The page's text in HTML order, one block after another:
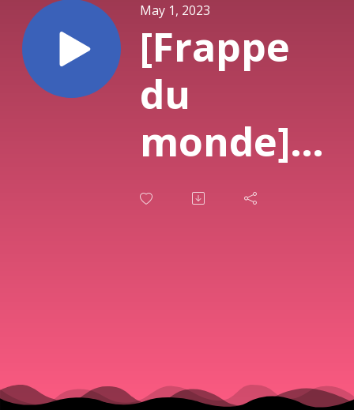
May 1, 2023
[Frappe
du
monde]
E02 -
Prêtresse